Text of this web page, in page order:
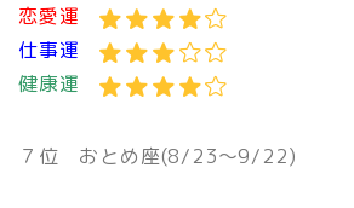
恋愛運
仕事運
健康運
７位 おとめ座(8/23〜9/22)